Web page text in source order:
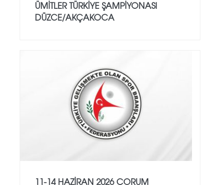
ÜMİTLER TÜRKİYE ŞAMPİYONASI
DÜZCE/AKÇAKOCA
11-14 HAZİRAN 2026 ÇORUM